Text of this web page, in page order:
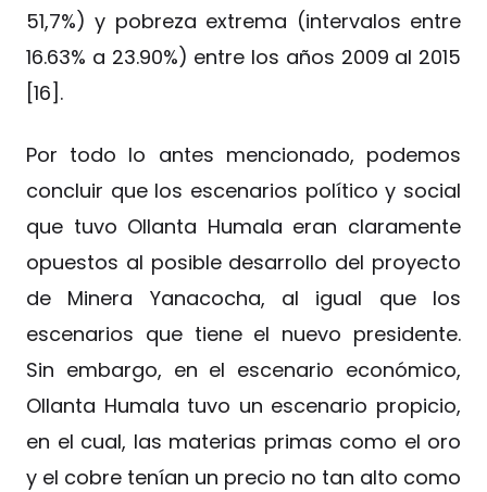
51,7%) y pobreza extrema (intervalos entre
16.63% a 23.90%) entre los años 2009 al 2015
[16].
Por todo lo antes mencionado, podemos
concluir que los escenarios político y social
que tuvo Ollanta Humala eran claramente
opuestos al posible desarrollo del proyecto
de Minera Yanacocha, al igual que los
escenarios que tiene el nuevo presidente.
Sin embargo, en el escenario económico,
Ollanta Humala tuvo un escenario propicio,
en el cual, las materias primas como el oro
y el cobre tenían un precio no tan alto como